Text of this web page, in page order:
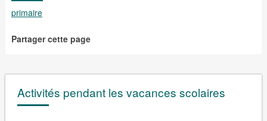
primaire
Partager cette page
Activités pendant les vacances scolaires